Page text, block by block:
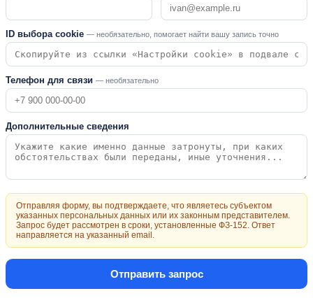
ID выбора cookie — необязательно, помогает найти вашу запись точно
Телефон для связи — необязательно
Дополнительные сведения
Отправляя форму, вы подтверждаете, что являетесь субъектом
указанных персональных данных или их законным представителем.
Запрос будет рассмотрен в сроки, установленные ФЗ-152. Ответ
направляется на указанный email.
Отправить запрос